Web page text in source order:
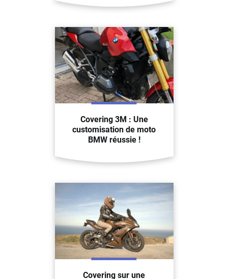
Covering 3M : Une
customisation de moto
BMW réussie !
Covering sur une